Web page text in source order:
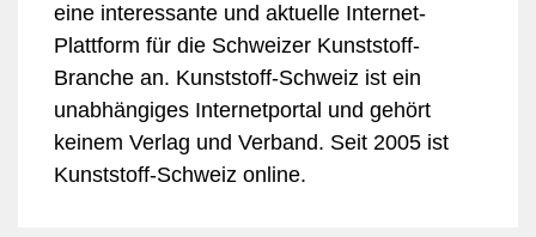
eine interessante und aktuelle Internet-
Plattform für die Schweizer Kunststoff-
Branche an. Kunststoff-Schweiz ist ein
unabhängiges Internetportal und gehört
keinem Verlag und Verband. Seit 2005 ist
Kunststoff-Schweiz online.